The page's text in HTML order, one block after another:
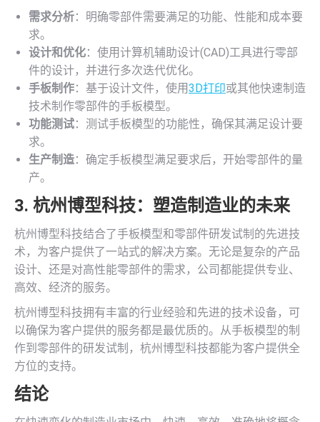
需求分析：明确零部件需要满足的功能、性能和成本要
求。
设计和优化：使用计算机辅助设计(CAD)工具进行零部
件的设计，并进行多次迭代优化。
手板制作：基于设计文件，使用3D打印或其他快速制造
技术制作零部件的手板模型。
功能测试：测试手板模型的功能性，确保其满足设计要
求。
生产制造：确定手板模型满足要求后，开始零部件的量
产。
3. 杭州博型科技：塑造制造业的未来
杭州博型科技结合了手板模型和零部件研发试制的先进技
术，为客户提供了一站式的解决方案。无论是复杂的产品
设计、还是对高性能零部件的需求，公司都能提供专业、
高效、经济的服务。
杭州博型科技拥有丰富的行业经验和先进的技术设备，可
以确保为客户提供的服务都是最优质的。从手板模型的制
作到零部件的研发试制，杭州博型科技都能为客户提供全
方位的支持。
结论